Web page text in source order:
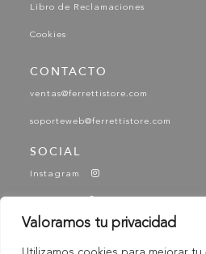
Valoramos tu privacidad
Libro de Reclamaciones
Cookies
CONTACTO
ventas@ferrettistore.com
soporteweb@ferrettistore.com
SOCIAL
Instagram
YouTube